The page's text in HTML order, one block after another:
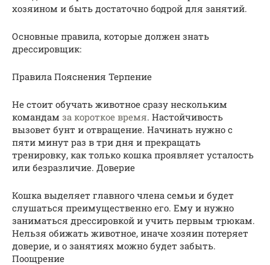
хозяином и быть достаточно бодрой для занятий.
Основные правила, которые должен знать
дрессировщик:
Правила Пояснения Терпение
Не стоит обучать животное сразу нескольким
командам за короткое время. Настойчивость
вызовет бунт и отвращение. Начинать нужно с
пяти минут раз в три дня и прекращать
тренировку, как только кошка проявляет усталость
или безразличие. Доверие
Кошка выделяет главного члена семьи и будет
слушаться преимущественно его. Ему и нужно
заниматься дрессировкой и учить первым трюкам.
Нельзя обижать животное, иначе хозяин потеряет
доверие, и о занятиях можно будет забыть.
Поощрение